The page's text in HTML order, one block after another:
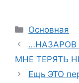
Рубрики
Основная
…НАЗАРОВ
МНЕ ТЕРЯТЬ
Ещь ЭТО